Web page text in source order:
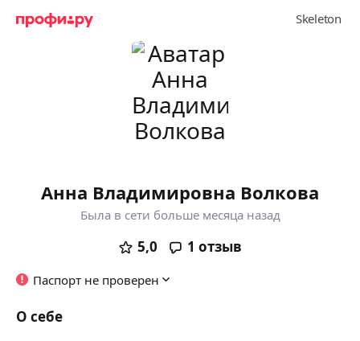
Анна Владимировна Волкова
Была в сети больше месяца назад
5,0 1 отзыв
Паспорт не проверен
О себе